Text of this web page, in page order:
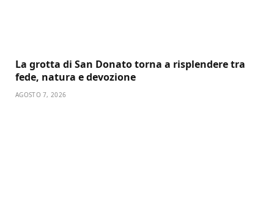
La grotta di San Donato torna a risplendere tra
fede, natura e devozione
AGOSTO 7, 2026